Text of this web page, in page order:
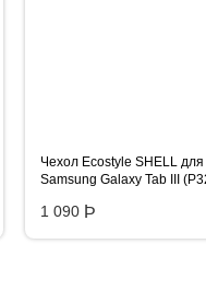
Чехол Ecostyle SHELL для
Samsung Galaxy Tab III
1 090 Þ